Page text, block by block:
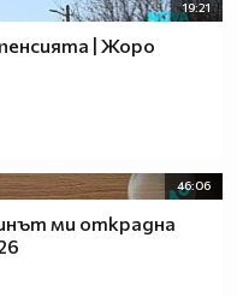
19:21
| Жоро
46:06
ми открадна